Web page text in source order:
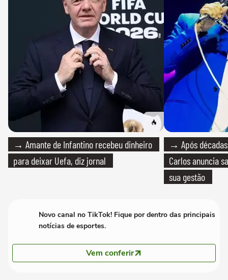
→ Amante de Infantino recebeu dinheiro
para deixar Uefa, diz jornal
→ Após
Carlos anuncia
sua gestão
Novo canal no TikTok! Fique por dentro das principais
notícias de esportes.
Vem conferir